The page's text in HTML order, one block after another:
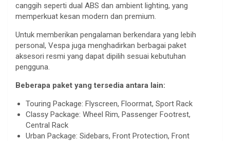
canggih seperti dual ABS dan ambient lighting, yang
memperkuat kesan modern dan premium.
Untuk memberikan pengalaman berkendara yang lebih
personal, Vespa juga menghadirkan berbagai paket
aksesori resmi yang dapat dipilih sesuai kebutuhan
pengguna.
Beberapa paket yang tersedia antara lain:
Touring Package: Flyscreen, Floormat, Sport Rack
Classy Package: Wheel Rim, Passenger Footrest,
Central Rack
Urban Package: Sidebars, Front Protection, Front